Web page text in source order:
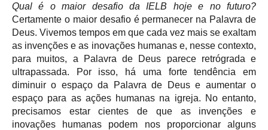
Qual é o maior desafio da IELB hoje e no futuro?
Certamente o maior desafio é permanecer na Palavra de
Deus. Vivemos tempos em que cada vez mais se exaltam
as invenções e as inovações humanas e, nesse contexto,
para muitos, a Palavra de Deus parece retrógrada e
ultrapassada. Por isso, há uma forte tendência em
diminuir o espaço da Palavra de Deus e aumentar o
espaço para as ações humanas na igreja. No entanto,
precisamos estar cientes de que as invenções e
inovações humanas podem nos proporcionar alguns